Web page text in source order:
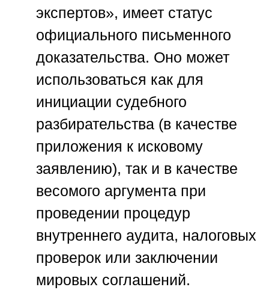
экспертов», имеет статус
официального письменного
доказательства. Оно может
использоваться как для
инициации судебного
разбирательства (в качестве
приложения к исковому
заявлению), так и в качестве
весомого аргумента при
проведении процедур
внутреннего аудита, налоговых
проверок или заключении
мировых соглашений.